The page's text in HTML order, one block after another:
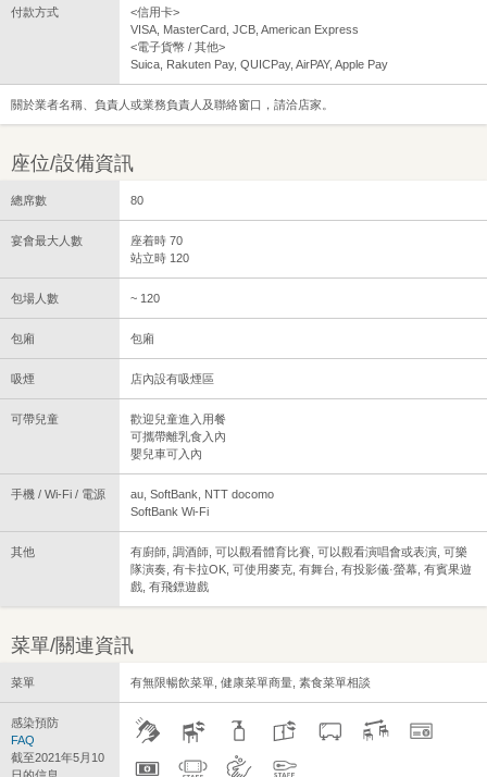
付款方式
<信用卡>
VISA, MasterCard, JCB, American Express
<電子貨幣 / 其他>
Suica, Rakuten Pay, QUICPay, AirPAY, Apple Pay
關於業者名稱、負責人或業務負責人及聯絡窗口，請洽店家。
座位/設備資訊
總席數 80
宴會最大人數
座着時 70
站立時 120
包場人數 ~ 120
包廂 包廂
吸煙 店內設有吸煙區
可帶兒童
歡迎兒童進入用餐
可攜帶離乳食入內
嬰兒車可入內
手機 / Wi-Fi / 電源
au, SoftBank, NTT docomo
SoftBank Wi-Fi
其他
有廚師, 調酒師, 可以觀看體育比賽, 可以觀看演唱會或表演, 可樂
隊演奏, 有卡拉OK, 可使用麥克, 有舞台, 有投影儀·螢幕, 有賓果遊
戲, 有飛鏢遊戲
菜單/關連資訊
菜單 有無限暢飲菜單, 健康菜單商量, 素食菜單相談
感染預防
FAQ
截至2021年5月10